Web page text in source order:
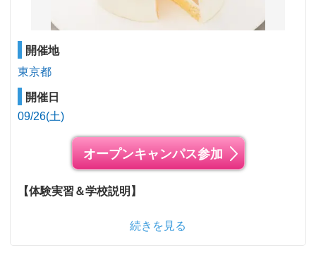
開催地
東京都
開催日
09/26(土)
オープンキャンパス参加
【体験実習＆学校説明】
続きを見る